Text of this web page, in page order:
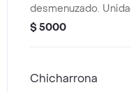
desmenuzado.
$ 5000
Chicharrona